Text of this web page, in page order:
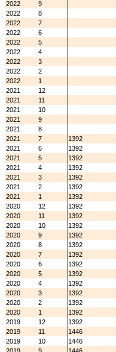
2022
9
2022
8
2022
7
2022
6
2022
5
2022
4
2022
3
2022
2
2022
1
2021
12
2021
11
2021
10
2021
9
2021
8
2021
7 1392
2021
6 1392
2021
5 1392
2021
4 1392
2021
3 1392
2021
2 1392
2021
1 1392
2020
12 1392
2020
11 1392
2020
10 1392
2020
9 1392
2020
8 1392
2020
7 1392
2020
6 1392
2020
5 1392
2020
4 1392
2020
3 1392
2020
2 1392
2020
1 1392
2019
12 1392
2019
11 1446
2019
10 1446